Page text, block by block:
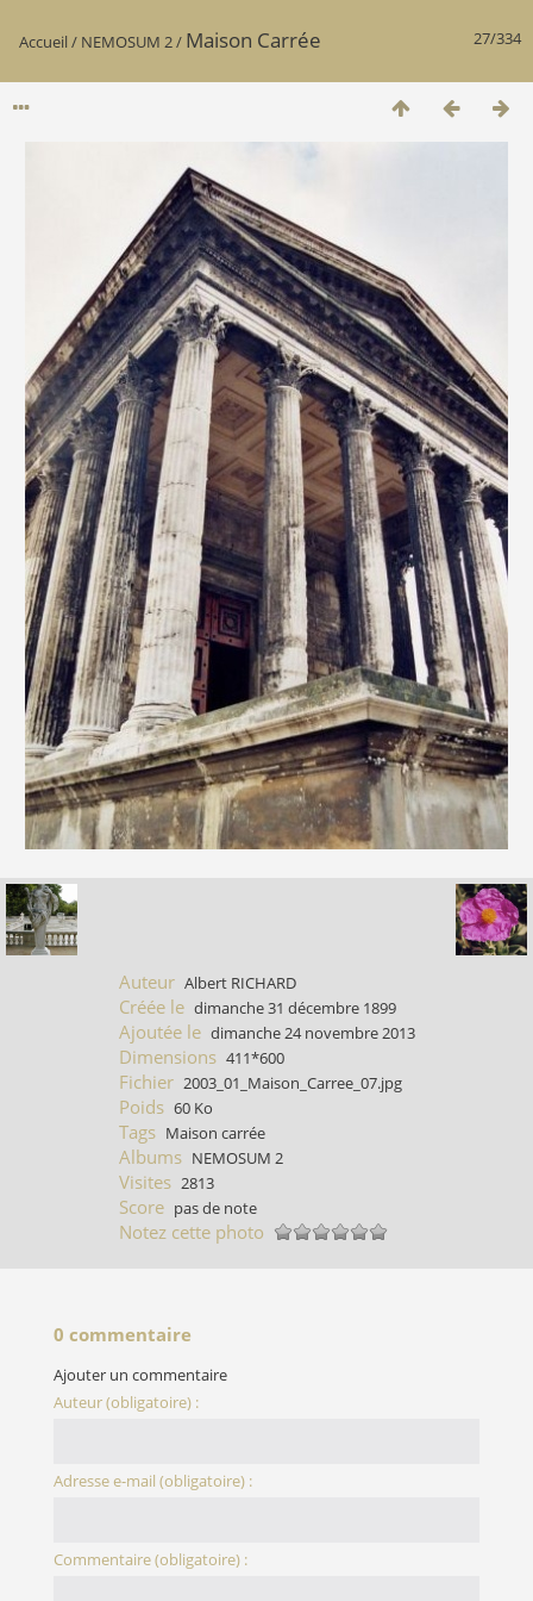
27/334
Accueil/ NEMOSUM 2/ Maison Carrée
Auteur Albert RICHARD
Créée le dimanche 31 décembre 1899
Ajoutée le dimanche 24 novembre 2013
Dimensions 411*600
Fichier 2003_01_Maison_Carree_07.jpg
Poids 60 Ko
Tags Maison carrée
Albums NEMOSUM 2
Visites 2813
Score pas de note
Notez cette photo
0 commentaire
Ajouter un commentaire
Auteur (obligatoire) :
Adresse e-mail (obligatoire) :
Commentaire (obligatoire) :